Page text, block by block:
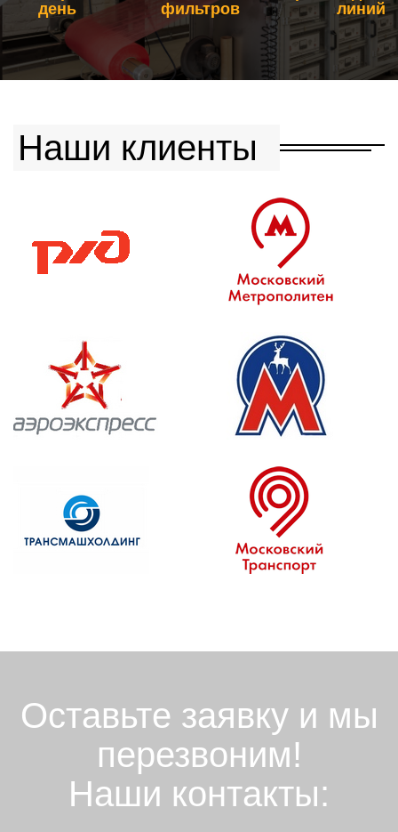
день
фильтров
линий
Наши клиенты
Оставьте заявку и мы
перезвоним!
Наши контакты: